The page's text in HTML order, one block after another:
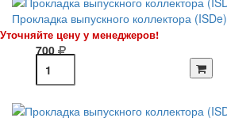
Прокладка выпускного коллектора (ISDe)
Уточняйте цену у менеджеров!
700